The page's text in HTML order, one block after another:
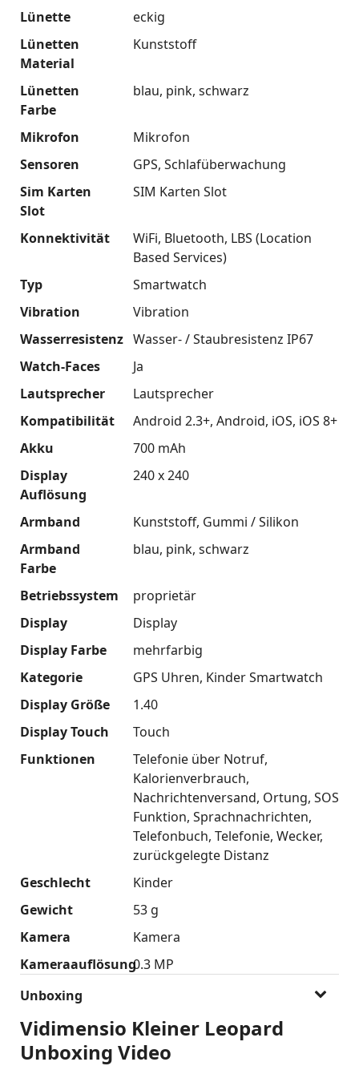
Lünette
eckig
Lünetten
Material
Kunststoff
Lünetten
Farbe
blau pink schwarz
Mikrofon
Mikrofon
Sensoren
GPS Schlafüberwachung
Sim Karten
Slot
SIM Karten Slot
Konnektivität WiFi Bluetooth LBS (Location
Based Services)
Typ
Smartwatch
Vibration
Vibration
Wasserresistenz Wasser- / Staubresistenz IP67
Watch-Faces
Ja
Lautsprecher
Lautsprecher
Kompatibilität
Android 2.3+ Android iOS iOS 8+
Akku
700 mAh
Display
Auflösung
240 x 240
Armband Kunststoff Gummi / Silikon
Armband
Farbe
blau pink schwarz
Betriebssystem
proprietär
Display
Display
Display Farbe
mehrfarbig
Kategorie
GPS Uhren Kinder Smartwatch
Display Größe
1.40
Display Touch
Touch
Funktionen
Telefonie über Notruf
Kalorienverbrauch
Nachrichtenversand Ortung SOS
Funktion Sprachnachrichten
Telefonbuch Telefonie Wecker
zurückgelegte Distanz
Geschlecht
Kinder
Gewicht
53 g
Kamera
Kamera
Kameraauflösung0.3 MP
Unboxing
Vidimensio Kleiner Leopard
Unboxing Video